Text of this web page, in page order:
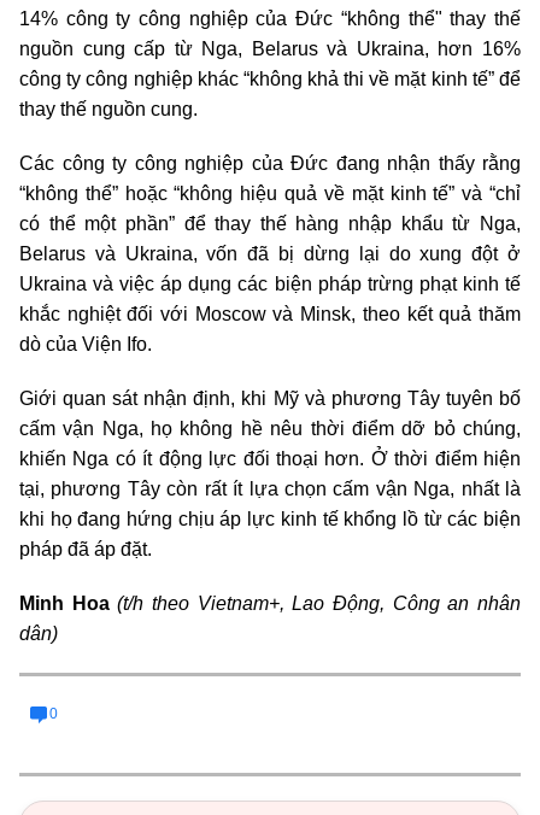
14% công ty công nghiệp của Đức “không thể" thay thế
nguồn cung cấp từ Nga, Belarus và Ukraina, hơn 16%
công ty công nghiệp khác “không khả thi về mặt kinh tế” để
thay thế nguồn cung.
Các công ty công nghiệp của Đức đang nhận thấy rằng
“không thể” hoặc “không hiệu quả về mặt kinh tế” và “chỉ
có thể một phần” để thay thế hàng nhập khẩu từ Nga,
Belarus và Ukraina, vốn đã bị dừng lại do xung đột ở
Ukraina và việc áp dụng các biện pháp trừng phạt kinh tế
khắc nghiệt đối với Moscow và Minsk, theo kết quả thăm
dò của Viện Ifo.
Giới quan sát nhận định, khi Mỹ và phương Tây tuyên bố
cấm vận Nga, họ không hề nêu thời điểm dỡ bỏ chúng,
khiến Nga có ít động lực đối thoại hơn. Ở thời điểm hiện
tại, phương Tây còn rất ít lựa chọn cấm vận Nga, nhất là
khi họ đang hứng chịu áp lực kinh tế khổng lồ từ các biện
pháp đã áp đặt.
Minh Hoa (t/h theo Vietnam+, Lao Động, Công an nhân
dân)
0